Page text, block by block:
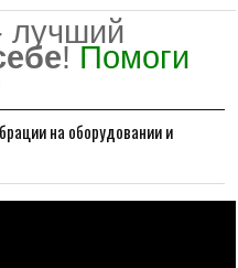
лучший
! Помоги
на оборудовании и